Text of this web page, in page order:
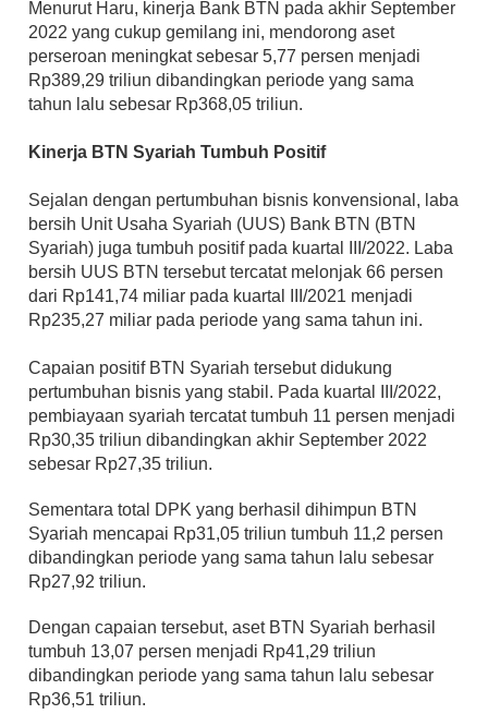
Menurut Haru, kinerja Bank BTN pada akhir September
2022 yang cukup gemilang ini, mendorong aset
perseroan meningkat sebesar 5,77 persen menjadi
Rp389,29 triliun dibandingkan periode yang sama
tahun lalu sebesar Rp368,05 triliun.
Kinerja BTN Syariah Tumbuh Positif
Sejalan dengan pertumbuhan bisnis konvensional, laba
bersih Unit Usaha Syariah (UUS) Bank BTN (BTN
Syariah) juga tumbuh positif pada kuartal III/2022. Laba
bersih UUS BTN tersebut tercatat melonjak 66 persen
dari Rp141,74 miliar pada kuartal III/2021 menjadi
Rp235,27 miliar pada periode yang sama tahun ini.
Capaian positif BTN Syariah tersebut didukung
pertumbuhan bisnis yang stabil. Pada kuartal III/2022,
pembiayaan syariah tercatat tumbuh 11 persen menjadi
Rp30,35 triliun dibandingkan akhir September 2022
sebesar Rp27,35 triliun.
Sementara total DPK yang berhasil dihimpun BTN
Syariah mencapai Rp31,05 triliun tumbuh 11,2 persen
dibandingkan periode yang sama tahun lalu sebesar
Rp27,92 triliun.
Dengan capaian tersebut, aset BTN Syariah berhasil
tumbuh 13,07 persen menjadi Rp41,29 triliun
dibandingkan periode yang sama tahun lalu sebesar
Rp36,51 triliun.